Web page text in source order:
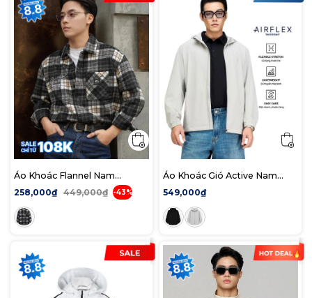
Áo Khoác Flannel Nam
Detention Form Loose
258,000₫ 449,000₫ -43%
Áo Khoác Gió Active Nam
AirFlex Siêu Gọn Nhẹ Form
Regular
549,000₫